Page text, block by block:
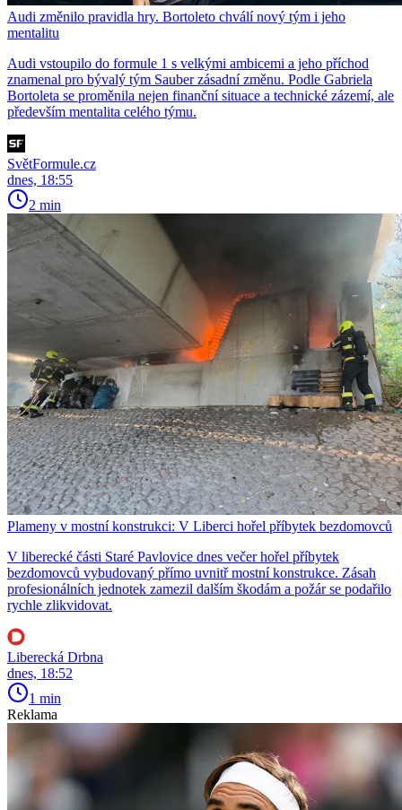
Audi změnilo pravidla hry. Bortoleto chválí nový tým i jeho
mentalitu
Audi vstoupilo do formule 1 s velkými ambicemi a jeho příchod
znamenal pro bývalý tým Sauber zásadní změnu. Podle Gabriela
Bortoleta se proměnila nejen finanční situace a technické zázemí, ale
především mentalita celého týmu.
SvětFormule.cz
dnes, 18:55
2 min
Plameny v mostní konstrukci: V Liberci hořel příbytek bezdomovců
V liberecké části Staré Pavlovice dnes večer hořel příbytek
bezdomovců vybudovaný přímo uvnitř mostní konstrukce. Zásah
profesionálních jednotek zamezil dalším škodám a požár se podařilo
rychle zlikvidovat.
Liberecká Drbna
dnes, 18:52
1 min
Reklama